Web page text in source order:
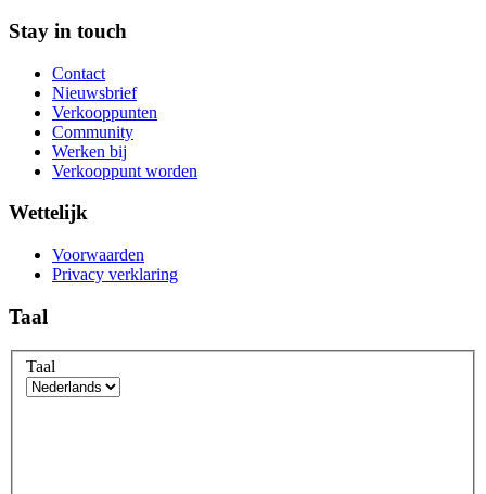
Stay in touch
Contact
Nieuwsbrief
Verkooppunten
Community
Werken bij
Verkooppunt worden
Wettelijk
Voorwaarden
Privacy verklaring
Taal
Taal